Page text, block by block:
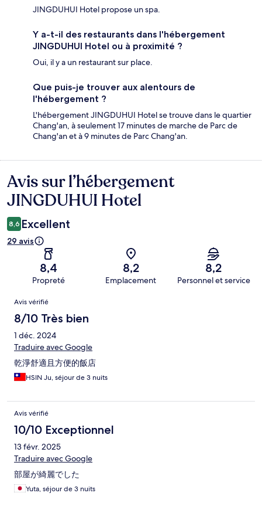
JINGDUHUI Hotel propose un spa.
Y a-t-il des restaurants dans l'hébergement
JINGDUHUI Hotel ou à proximité ?
Oui, il y a un restaurant sur place.
Que puis-je trouver aux alentours de
l'hébergement ?
L'hébergement JINGDUHUI Hotel se trouve dans le quartier
Chang'an, à seulement 17 minutes de marche de Parc de
Chang'an et à 9 minutes de Parc Chang'an.
Avis
Avis sur l’hébergement
JINGDUHUI Hotel
8,6 Excellent
29 avis
8,4
Propreté
8,2
Emplacement
8,2
Personnel et service
Avis
Avis vérifié
8/10 Très bien
1 déc. 2024
Traduire avec Google
乾淨舒適且方便的飯店
HSIN Ju, séjour de 3 nuits
Avis vérifié
10/10 Exceptionnel
13 févr. 2025
Traduire avec Google
部屋が綺麗でした
Yuta, séjour de 3 nuits